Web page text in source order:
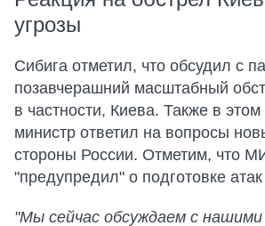
угрозы
Сибига отметил, что обсудил с
позавчерашний масштабный
в частности, Киева. Также в этом
министр ответил на вопросы
стороны России. Отметим, что
"предупредил" о подготовке
"Мы сейчас обсуждаем с